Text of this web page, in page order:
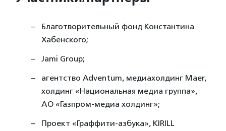
Благотворительный фонд Константина
Хабенского;
Jami Group;
агентство Adventum, медиахолдинг Maer,
холдинг «Национальная медиа группа»,
АО «Газпром-медиа холдинг»;
Проект «Граффити-азбука», KIRILL